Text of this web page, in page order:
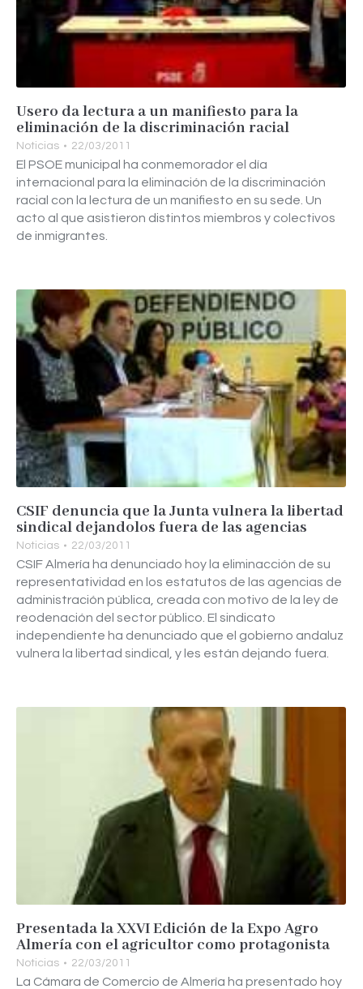
Usero da lectura a un manifiesto para la
eliminación de la discriminación racial
Noticias 22/03/2011
El PSOE municipal ha conmemorador el día
internacional para la eliminación de la discriminación
racial con la lectura de un manifiesto en su sede. Un
acto al que asistieron distintos miembros y colectivos
de inmigrantes.
CSIF denuncia que la Junta vulnera la libertad
sindical dejandolos fuera de las agencias
Noticias 22/03/2011
CSIF Almería ha denunciado hoy la eliminacción de su
representatividad en los estatutos de las agencias de
administración pública, creada con motivo de la ley de
reodenación del sector público. El sindicato
independiente ha denunciado que el gobierno andaluz
vulnera la libertad sindical, y les están dejando fuera.
Presentada la XXVI Edición de la Expo Agro
Almería con el agricultor como protagonista
Noticias 22/03/2011
La Cámara de Comercio de Almería ha presentado hoy